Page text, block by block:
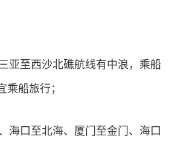
亚至西沙北礁航线有中浪，乘船
船旅行；
海口至北海、厦门至金门、海口